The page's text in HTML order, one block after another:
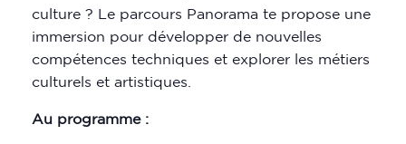
culture ? Le parcours Panorama te propose une
immersion pour développer de nouvelles
compétences techniques et explorer les métiers
culturels et artistiques.
Au programme :